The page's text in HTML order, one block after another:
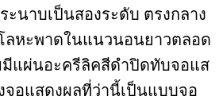
ะนาบเป็นสองระดับ ตรงกลาง
หะพาดในแนวนอนยาวตลอด
แผ่นอะครีลิคสีดำปิดทับจอแส
จอแสดงผลที่ว่านี้เป็นแบบจอ